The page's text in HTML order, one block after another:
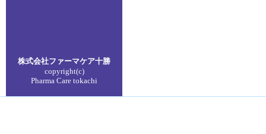
株式会社ファーマケア十勝
copyright(c)
Pharma Care tokachi